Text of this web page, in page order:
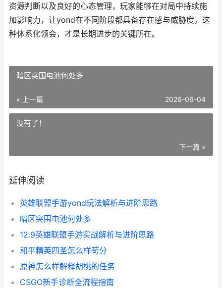
资源判断以及良好的心态管理，玩家能够在对局中持续施
加影响力，让yond在不同阶段都具备存在感与威胁度。这
种体系化领会，才是长期进步的关键所在。
暗区突围电池何处多
« 上一篇 2026-06-04
没有了！
下一篇 »
延伸阅读
英雄联盟手游yond玩法解析与进阶思路
暗区突围电池何处多
12.9英雄联盟手游实战解析与进阶思路
和平精英四圣怎么样苟分
原神怎么样解释胡桃的任务
CSGO新手诊断全流程指南